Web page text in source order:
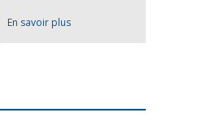
En savoir plus